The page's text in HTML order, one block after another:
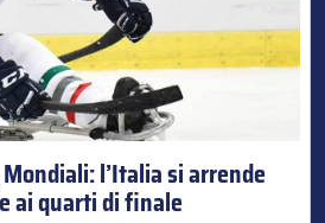
l’Italia si arrende
ai quarti di finale